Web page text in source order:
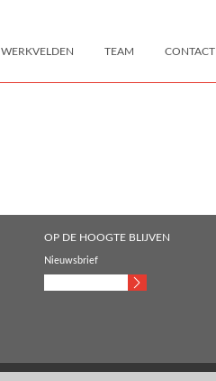
WERKVELDEN TEAM CONTACT
OP DE HOOGTE BLIJVEN
Nieuwsbrief